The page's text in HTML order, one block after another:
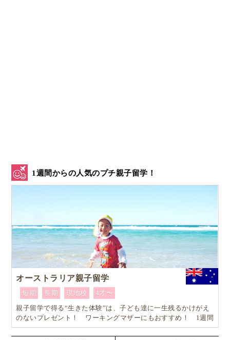
1週間からの人気のプチ親子留学！
オーストラリア親子留学
短期 長期 現地校
4才〜
親子留学で得る“生きた体験”は、子ども達に一生残るかけがえ
のないプレゼント！ ワーキングマザーにもおすすめ！ 1週間
からはじめるオーストラリア親子留学